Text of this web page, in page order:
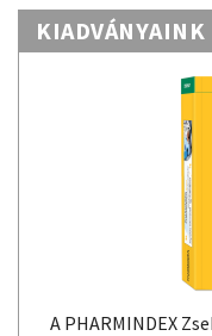
KIADVÁNYAINK
A PHARMINDEX